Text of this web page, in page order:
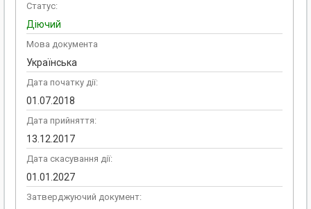
Статус:
Діючий
Мова документа
Українська
Дата початку дії:
01.07.2018
Дата прийняття:
13.12.2017
Дата скасування дії:
01.01.2027
Затверджуючий документ: